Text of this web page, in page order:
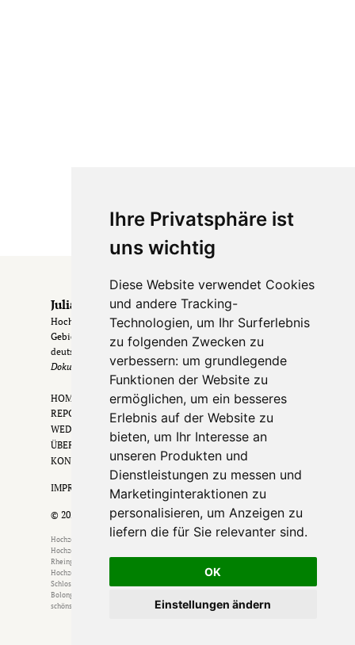
Ihre Privatsphäre ist
uns wichtig
Diese Website verwendet Cookies
und andere Tracking-
Technologien, um Ihr Surferlebnis
zu folgenden Zwecken zu
verbessern: um grundlegende
Funktionen der Website zu
ermöglichen, um ein besseres
Erlebnis auf der Website zu
bieten, um Ihr Interesse an
unseren Produkten und
Dienstleistungen zu messen und
Marketinginteraktionen zu
personalisieren, um Anzeigen zu
liefern die für Sie relevanter sind.
OK
Einstellungen ändern
Julia & Erik
Hochzeitsfotografen aus Frankfurt & dem Rhein-Main-
Gebiet
. Hochzeiten in Frankfurt, im Rheingau &
deutschlandweit.
Dokumentarisch. Zeitlos. Echt.
HOME
REPORTAGEN
WEDDING FILM
ÜBER UNS
KONTAKT
IMPRESSUM • DATENSCHUTZ
© 2026
Hochzeitsfotograf Frankfurt am Main Hochzeitsfotograf Wiesbaden
Hochzeitsfotograf Mainz
Rheingau
Hochzeitsfotograf Gießen
Hochzeitsfotograf Offenbach
Schlosshotel Kronberg
Bolongaropalast
schönsten Hochzeitslocations in Frankfurt & Rhein Main